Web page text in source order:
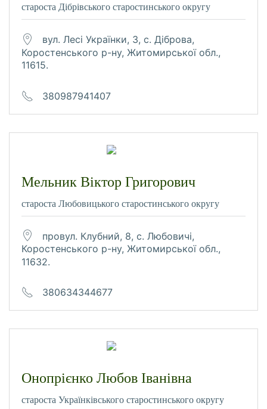
староста Дібрівського старостинського округу
вул. Лесі Українки, 3, с. Діброва,
Коростенського р-ну, Житомирської обл.,
11615.
380987941407
Мельник Віктор Григорович
староста Любовицького старостинського округу
провул. Клубний, 8, с. Любовичі,
Коростенського р-ну, Житомирської обл.,
11632.
380634344677
Онопрієнко Любов Іванівна
староста Українківського старостинського округу